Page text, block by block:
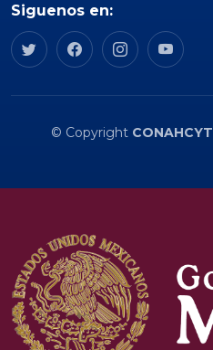
Siguenos en:
© Copyright CONAHCYT